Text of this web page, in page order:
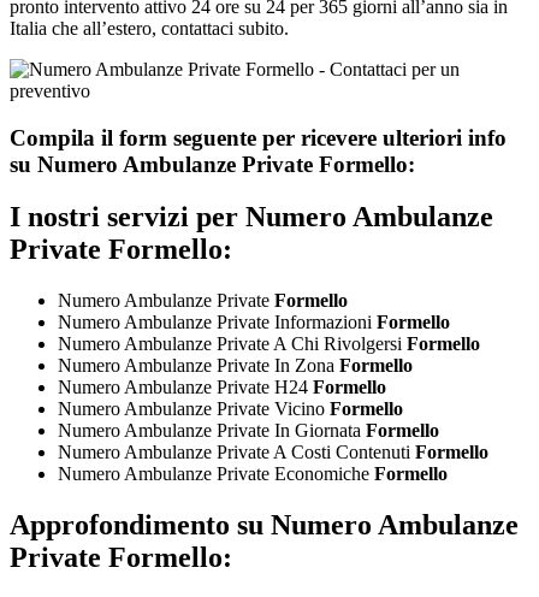
pronto intervento attivo 24 ore su 24 per 365 giorni all’anno sia in
Italia che all’estero, contattaci subito.
Compila il form seguente per ricevere ulteriori info
su Numero Ambulanze Private Formello:
I nostri servizi per Numero Ambulanze
Private Formello:
Numero Ambulanze Private Formello
Numero Ambulanze Private Informazioni Formello
Numero Ambulanze Private A Chi Rivolgersi Formello
Numero Ambulanze Private In Zona Formello
Numero Ambulanze Private H24 Formello
Numero Ambulanze Private Vicino Formello
Numero Ambulanze Private In Giornata Formello
Numero Ambulanze Private A Costi Contenuti Formello
Numero Ambulanze Private Economiche Formello
Approfondimento su Numero Ambulanze
Private Formello: